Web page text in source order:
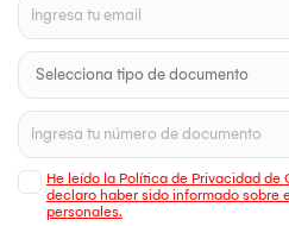
He leído la Política de Privacidad de
declaro haber sido informado sobre
personales.